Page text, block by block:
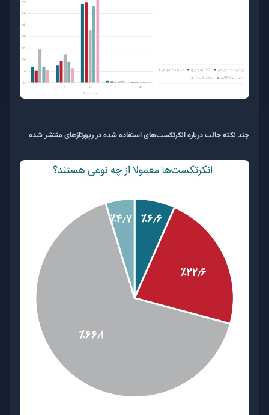
چند نکته جالب درباره انکرتکست‌های استفاده شده در رپورتاژهای منتشر شده